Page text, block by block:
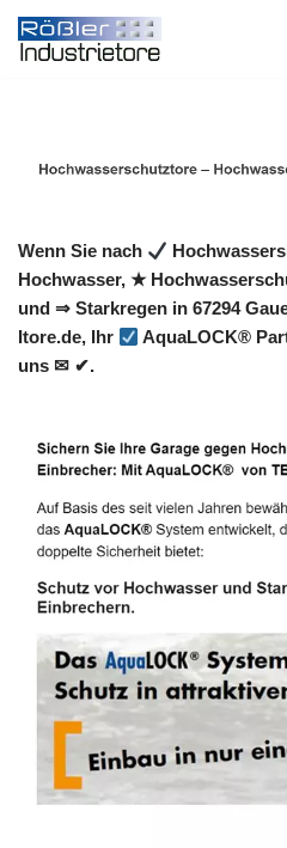
Zum
Wenn Sie nach
Hochwasser, ★
und ⇒ Starkregen in 67294
Itore.de, Ihr
AquaLOCK®
uns ✉ ✔.